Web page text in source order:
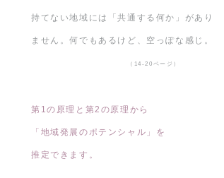
持てない地域には「共通する何か」があり
ません。何でもあるけど、空っぽな感じ。
（14-20ページ）
第1の原理と第2の原理から
「地域発展のポテンシャル」を
推定できます。